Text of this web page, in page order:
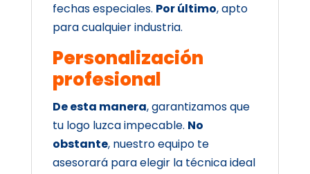
fechas especiales. Por último, apto
para cualquier industria.
Personalización
profesional
De esta manera, garantizamos que
tu logo luzca impecable. No
obstante, nuestro equipo te
asesorará para elegir la técnica ideal